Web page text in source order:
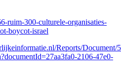
ruim-300-culturele-organisaties-
boycot-israel
Reports/Document/
2106-47e0-